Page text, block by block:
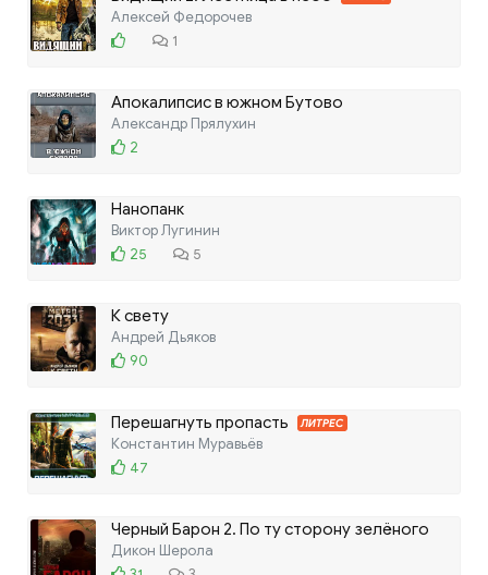
Алексей Федорочев
1
Апокалипсис в южном Бутово
Александр Прялухин
2
Нанопанк
Виктор Лугинин
25
5
К свету
Андрей Дьяков
90
Перешагнуть пропасть ЛИТРЕС
Константин Муравьёв
47
Черный Барон 2. По ту сторону зелёного
забора
Дикон Шерола